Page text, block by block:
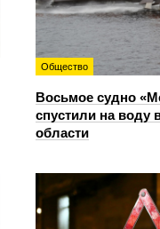
Общество
Восьмое судно
спустили на воду
области